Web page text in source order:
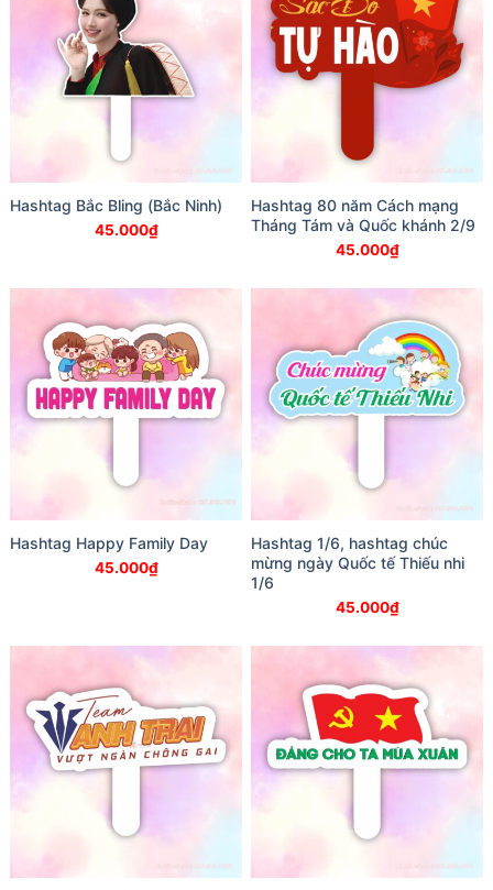
Hashtag Bắc Bling (Bắc Ninh)
45.000₫
Hashtag 80 năm Cách mạng
Tháng Tám và Quốc khánh 2/9
45.000₫
Hashtag Happy Family Day
45.000₫
Hashtag 1/6, hashtag chúc
mừng ngày Quốc tế Thiếu nhi
1/6
45.000₫